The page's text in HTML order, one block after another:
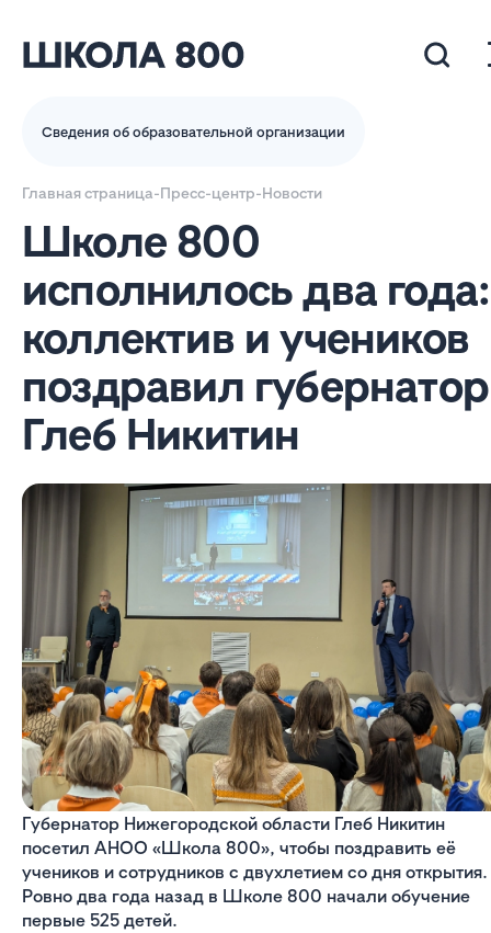
Сведения об образовательной организации
Главная страница-Пресс-центр-Новости
Школе 800
исполнилось два года:
коллектив и учеников
поздравил губернатор
Глеб Никитин
Губернатор Нижегородской области Глеб Никитин
посетил АНОО «Школа 800», чтобы поздравить её
учеников и сотрудников с двухлетием со дня открытия.
Ровно два года назад в Школе 800 начали обучение
первые 525 детей.